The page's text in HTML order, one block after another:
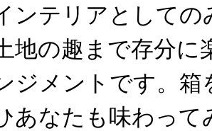
ンテリアとしての
地の趣まで存分に
ジメントです。箱
あなたも味わって